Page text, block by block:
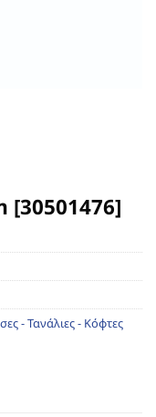
[30501476]
- Τανάλιες - Κόφτες